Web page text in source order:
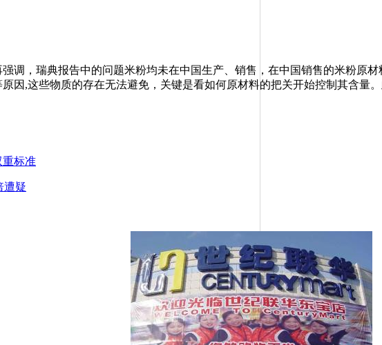
，瑞典报告中的问题米粉均未在中国生产、销售，在中国销售的米粉原
因,这些物质的存在无法避免，关键是看如何原材料的把关开始控制其含量。
重标准
遭疑